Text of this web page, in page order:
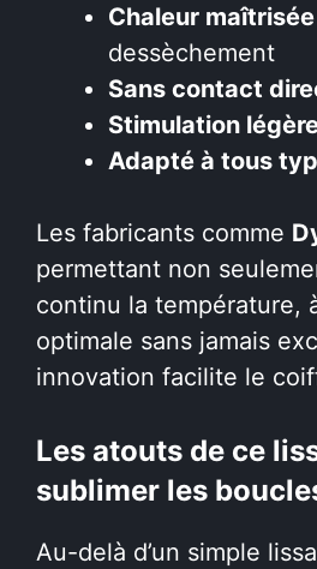
Chaleur maîtrisée
dessèchement
Sans contact
Stimulation
Adapté à tous
Les fabricants comme
permettant non
continu la température,
optimale sans jamais
innovation facilite le
Les atouts de ce
sublimer les
Au-delà d’un simple